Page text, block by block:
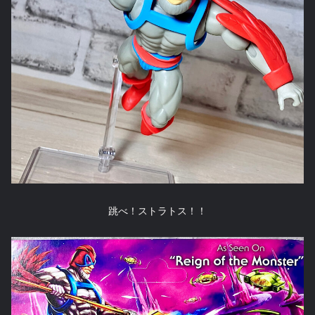
跳べ！ストラトス！！